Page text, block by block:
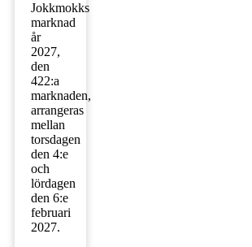
Jokkmokks
marknad
år
2027,
den
422:a
marknaden,
arrangeras
mellan
torsdagen
den 4:e
och
lördagen
den 6:e
februari
2027.